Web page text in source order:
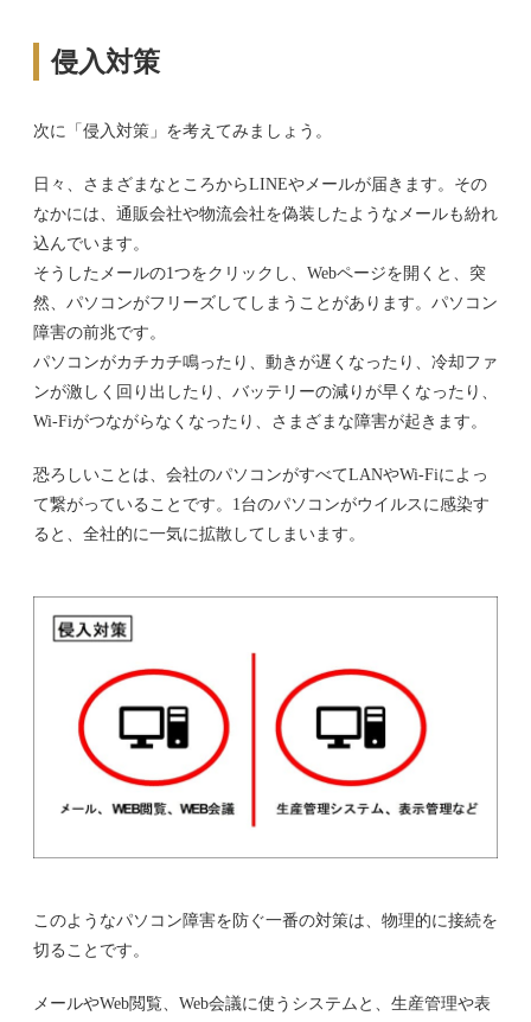
侵入対策
次に「侵入対策」を考えてみましょう。
日々、さまざまなところからLINEやメールが届きます。その
なかには、通販会社や物流会社を偽装したようなメールも紛れ
込んでいます。
そうしたメールの1つをクリックし、Webページを開くと、突
然、パソコンがフリーズしてしまうことがあります。パソコン
障害の前兆です。
パソコンがカチカチ鳴ったり、動きが遅くなったり、冷却ファ
ンが激しく回り出したり、バッテリーの減りが早くなったり、
Wi-Fiがつながらなくなったり、さまざまな障害が起きます。
恐ろしいことは、会社のパソコンがすべてLANやWi-Fiによっ
て繋がっていることです。1台のパソコンがウイルスに感染す
ると、全社的に一気に拡散してしまいます。
このようなパソコン障害を防ぐ一番の対策は、物理的に接続を
切ることです。
メールやWeb閲覧、Web会議に使うシステムと、生産管理や表